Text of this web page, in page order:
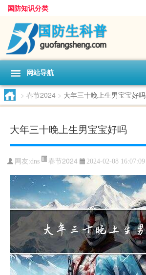
国防知识分类
网站导航
> 春节2024 > 大年三十晚上生男宝宝好吗
大年三十晚上生男宝宝好吗
网友:dns 春节2024 2024-02-08 16:07:09